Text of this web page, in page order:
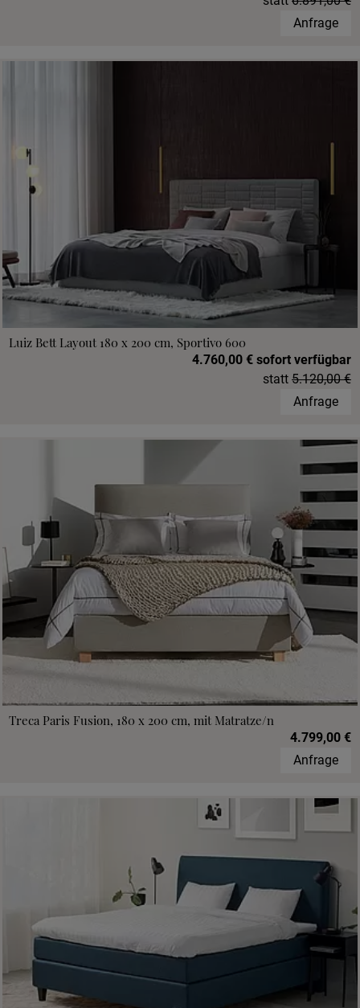
Anfrage
Luiz Bett Layout 180 x 200 cm, Sportivo 600
4.760,00 € sofort verfügbar
statt 5.120,00 €
Anfrage
Treca Paris Fusion, 180 x 200 cm, mit Matratze/n
4.799,00 €
Anfrage